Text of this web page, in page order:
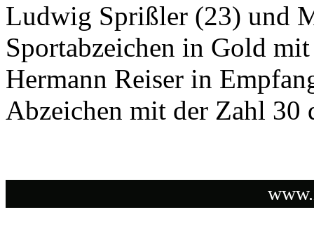
Ludwig Sprißler (23) und
Sportabzeichen in Gold
Hermann Reiser in
Abzeichen mit der Zahl 30